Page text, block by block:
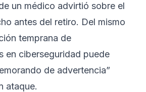
un médico advirtió sobre el
antes del retiro. Del mismo
temprana de
en ciberseguridad puede
de advertencia”
ataque.